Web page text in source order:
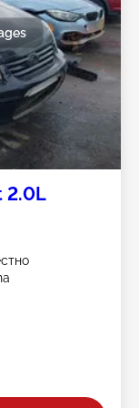
2.0L